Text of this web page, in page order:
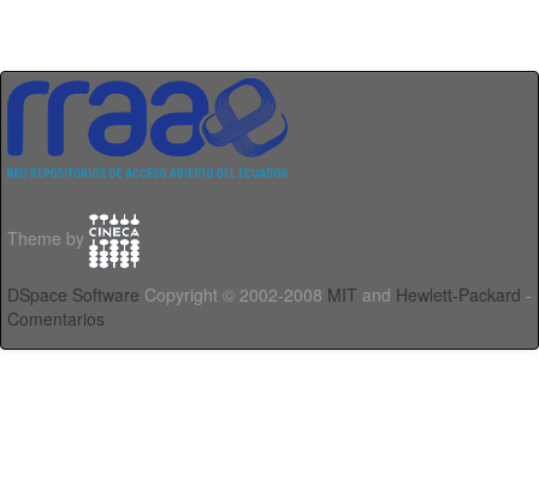
Theme by
DSpace Software Copyright © 2002-2008 MIT and Hewlett-Packard -
Comentarios